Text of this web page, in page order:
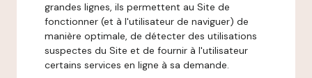
grandes lignes, ils permettent au Site de
fonctionner (et à l'utilisateur de naviguer) de
manière optimale, de détecter des utilisations
suspectes du Site et de fournir à l'utilisateur
certains services en ligne à sa demande.